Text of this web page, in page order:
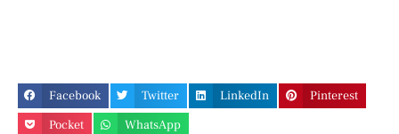
Facebook Twitter LinkedIn
Pinterest
Pocket
WhatsApp